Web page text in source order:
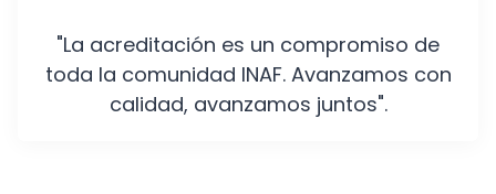
"La acreditación es un compromiso de
toda la comunidad INAF. Avanzamos con
calidad, avanzamos juntos".